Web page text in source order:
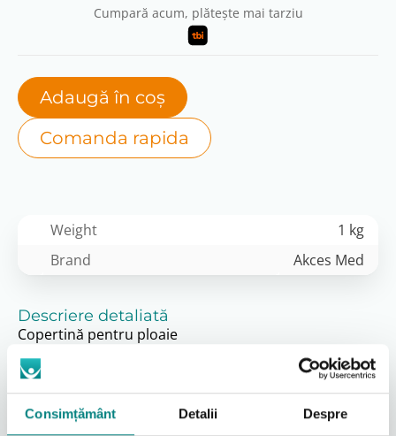
Consimțământ Detalii Despre
Cumpară acum, plătește mai tarziu
Adaugă în coș
Comanda rapida
Descriere detaliată
Weight
1 kg
Brand
Akces Med
Copertină pentru ploaie
Locațiile noastre
A vedea tot